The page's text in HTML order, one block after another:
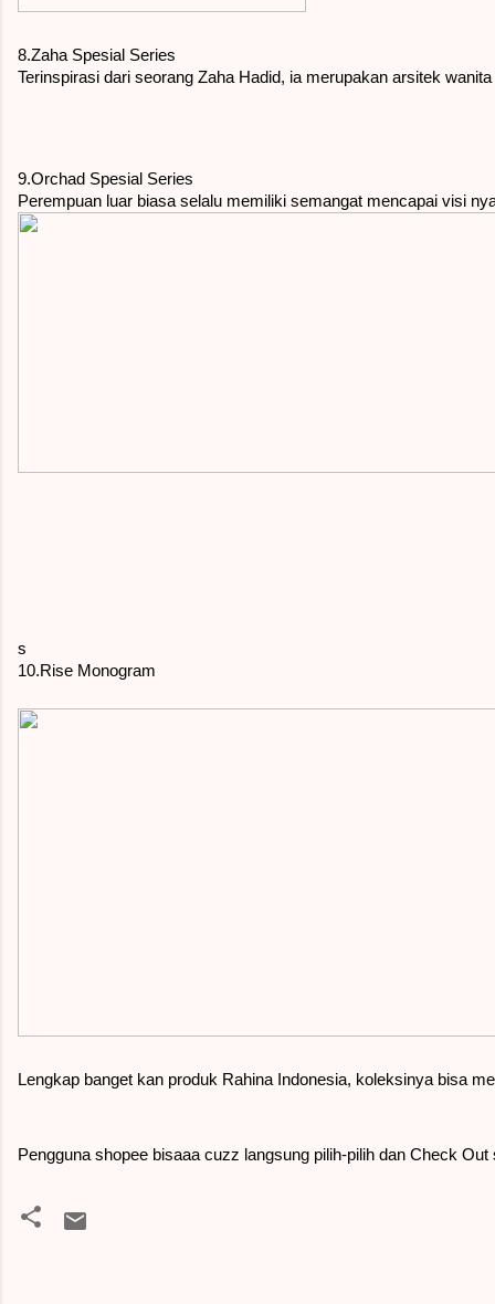
8.Zaha Spesial Series
Terinspirasi dari seorang Zaha Hadid, ia merupakan arsitek
9.Orchad Spesial Series
Perempuan luar biasa selalu memiliki semangat mencapai visi
s
10.Rise Monogram
Lengkap banget kan produk Rahina Indonesia, koleksinya bisa
Pengguna shopee bisaaa cuzz langsung pilih-pilih dan Check